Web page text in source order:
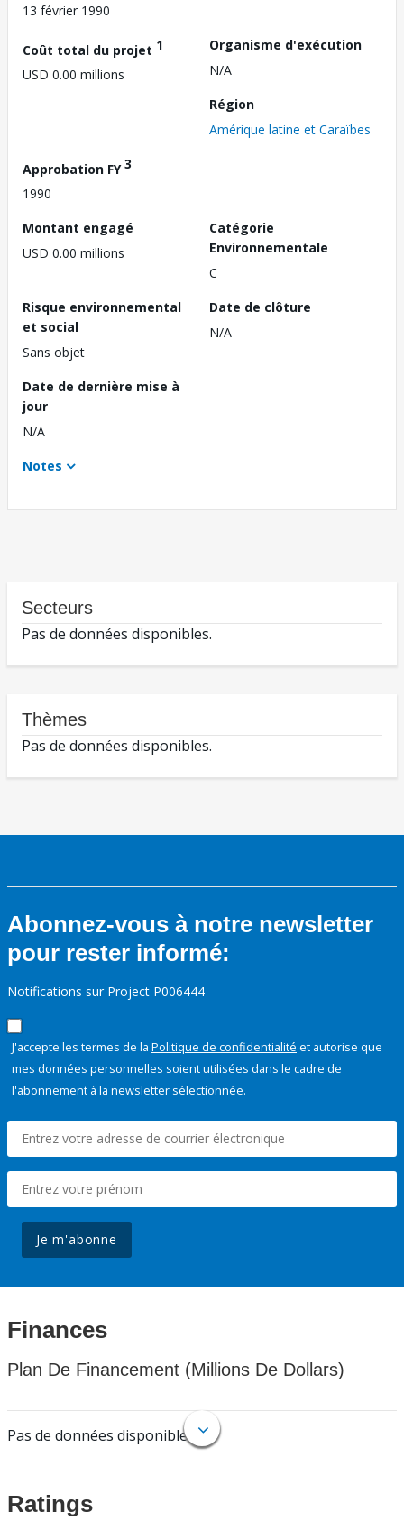
13 février 1990
Coût total du projet 1
USD 0.00 millions
Organisme d'exécution
N/A
Région
Amérique latine et Caraïbes
Approbation FY3
1990
Montant engagé
USD 0.00 millions
Catégorie
Environnementale
C
Risque environnemental
et social
Sans objet
Date de clôture
N/A
Date de dernière mise à
jour
N/A
Notes
Secteurs
Pas de données disponibles.
Thèmes
Pas de données disponibles.
Abonnez-vous à notre newsletter
pour rester informé:
Notifications sur Project P006444
J'accepte les termes de la Politique de confidentialité et autorise que
mes données personnelles soient utilisées dans le cadre de
l'abonnement à la newsletter sélectionnée.
Je m'abonne
Finances
Plan De Financement (Millions De Dollars)
Pas de données disponibles.
Ratings